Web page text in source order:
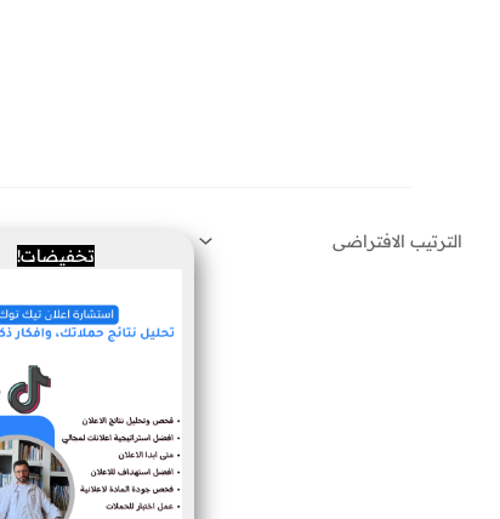
تخفيضات!
الأصلي
الحالي